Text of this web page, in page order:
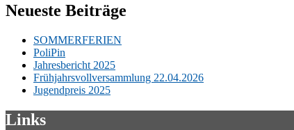
Neueste Beiträge
SOMMERFERIEN
PoliPin
Jahresbericht 2025
Frühjahrsvollversammlung 22.04.2026
Jugendpreis 2025
Links